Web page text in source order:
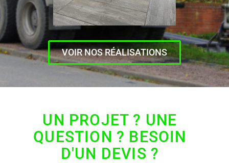
VOIR NOS RÉALISATIONS
UN PROJET ? UNE
QUESTION ? BESOIN
D'UN DEVIS ?